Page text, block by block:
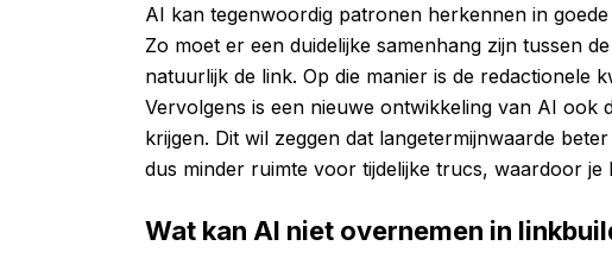
AI kan tegenwoordig patronen herkennen in
Zo moet er een duidelijke samenhang zijn tussen
natuurlijk de link. Op die manier is de redactionele
Vervolgens is een nieuwe ontwikkeling van AI
krijgen. Dit wil zeggen dat langetermijnwaarde
dus minder ruimte voor tijdelijke trucs, waardoor je
Wat kan AI niet overnemen in